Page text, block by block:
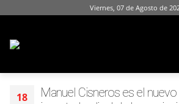
Viernes, 07 de Agosto de
18
Manuel Cisneros es el